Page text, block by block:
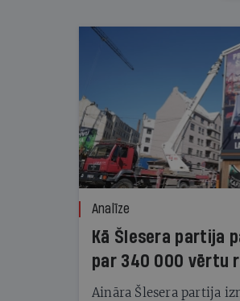
Analīze
Kā Šlesera partija
par 340 000 vērtu
kampaņu
Aināra Šlesera partija